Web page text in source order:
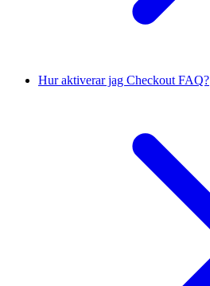
Hur aktiverar jag Checkout FAQ?